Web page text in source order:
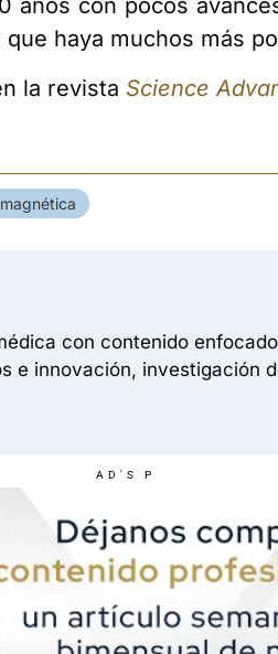
años con pocos
haya muchos más
la revista Science
con contenido
e innovación, investigación
AD'S P